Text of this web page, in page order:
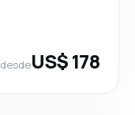
desdeUS$ 178